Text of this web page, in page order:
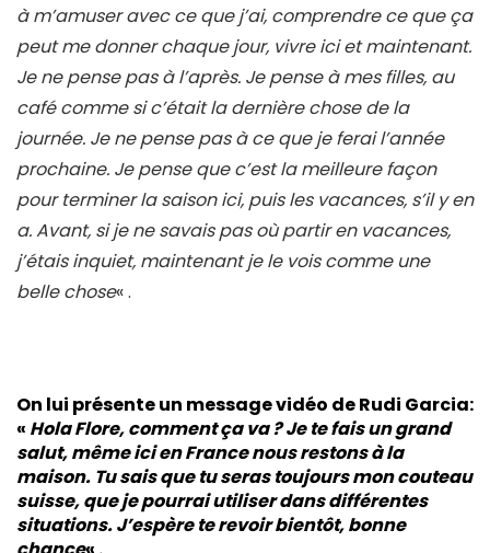
à m’amuser avec ce que j’ai, comprendre ce que ça
peut me donner chaque jour, vivre ici et maintenant.
Je ne pense pas à l’après. Je pense à mes filles, au
café comme si c’était la dernière chose de la
journée. Je ne pense pas à ce que je ferai l’année
prochaine. Je pense que c’est la meilleure façon
pour terminer la saison ici, puis les vacances, s’il y en
a. Avant, si je ne savais pas où partir en vacances,
j’étais inquiet, maintenant je le vois comme une
belle chose« .
On lui présente un message vidéo de Rudi Garcia:
« Hola Flore, comment ça va ? Je te fais un grand
salut, même ici en France nous restons à la
maison. Tu sais que tu seras toujours mon couteau
suisse, que je pourrai utiliser dans différentes
situations. J’espère te revoir bientôt, bonne